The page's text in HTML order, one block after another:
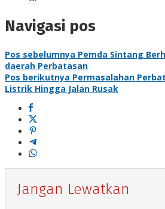
Navigasi pos
Pos sebelumnya Pemda Sintang
daerah Perbatasan
Pos berikutnya Permasalahan
Listrik Hingga Jalan Rusak
Jangan Lewatkan